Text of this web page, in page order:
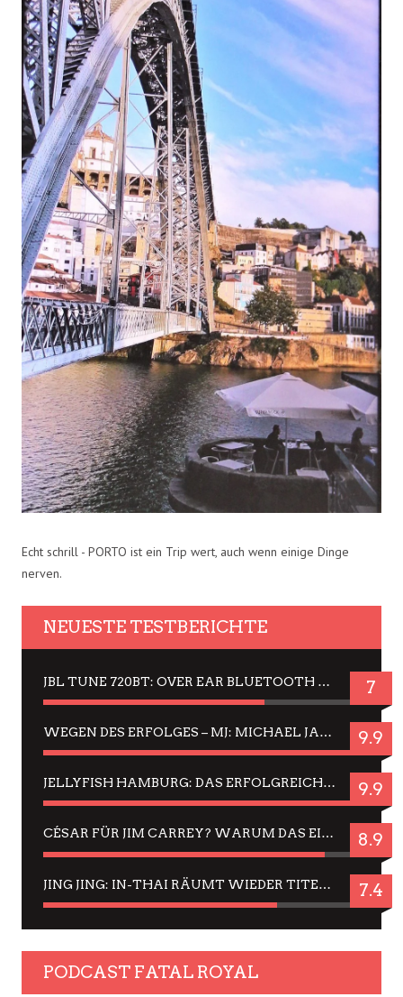
Echt schrill - PORTO ist ein Trip wert, auch wenn einige Dinge
nerven.
NEUESTE TESTBERICHTE
JBL TUNE 720BT: OVER EAR BLUETOOTH KOPFHÖRER UM DIE 50,-€ IM DAUER-TEST 7
WEGEN DES ERFOLGES – MJ: MICHAEL JACKSON MUSICAL IN EINER MATINEE SEHEN 9.9
JELLYFISH HAMBURG: DAS ERFOLGREICHE SOMMER-MENÜ 2025 IN GEFÜHLEN UND BILDERN 9.9
CÉSAR FÜR JIM CARREY? WARUM DAS EINER DER NERVIGSTEN ACTORS IST UND BLEIBT 8.9
JING JING: IN-THAI RÄUMT WIEDER TITEL AB – EIN ZWEI-STUNDEN-ERLEBNISBERICHT 7.4
PODCAST FATAL ROYAL